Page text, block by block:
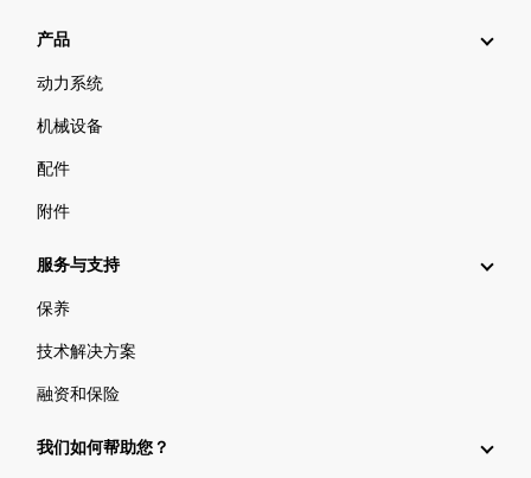
产品
动力系统
机械设备
配件
附件
服务与支持
保养
技术解决方案
融资和保险
我们如何帮助您？